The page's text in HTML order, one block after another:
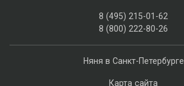
Няня в Санкт-Петербурге
Карта сайта
8 (495) 215-01-62
8 (800) 222-80-26